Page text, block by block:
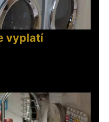
vyplatí